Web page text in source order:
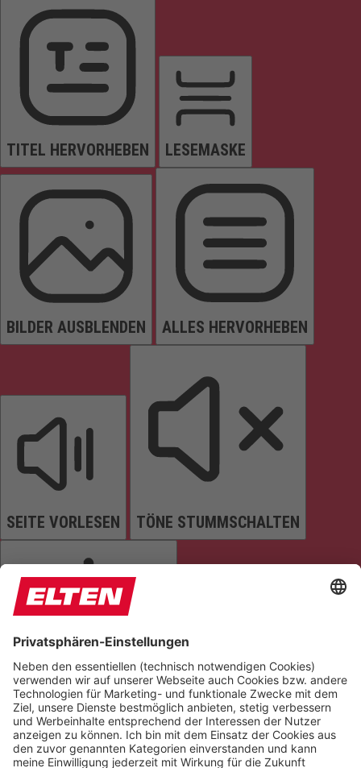
TITEL HERVORHEBEN LESEMASKE
BILDER AUSBLENDEN ALLES HERVORHEBEN
SEITE VORLESEN TÖNE STUMMSCHALTEN
ANIMATIONEN STOPPEN
Einstellungen zurücksetzen